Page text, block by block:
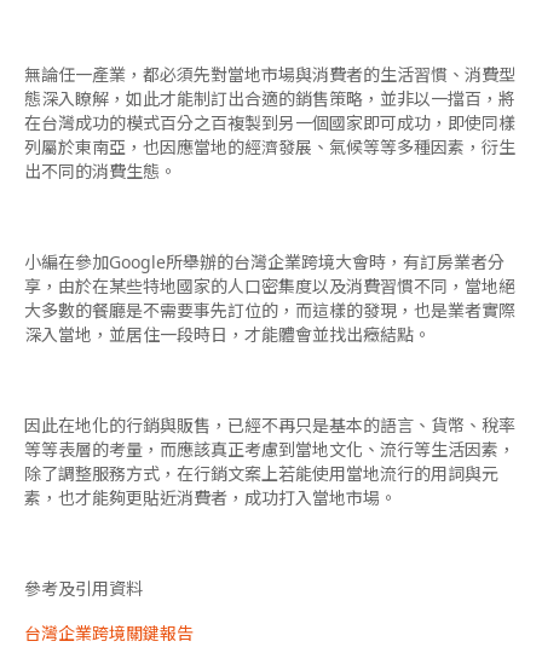
無論任一產業，都必須先對當地市場與消費者的生活習慣、消費型
態深入瞭解，如此才能制訂出合適的銷售策略，並非以一擋百，將
在台灣成功的模式百分之百複製到另一個國家即可成功，即使同樣
列屬於東南亞，也因應當地的經濟發展、氣候等等多種因素，衍生
出不同的消費生態。
小編在參加Google所舉辦的台灣企業跨境大會時，有訂房業者分
享，由於在某些特地國家的人口密集度以及消費習慣不同，當地絕
大多數的餐廳是不需要事先訂位的，而這樣的發現，也是業者實際
深入當地，並居住一段時日，才能體會並找出癥結點。
因此在地化的行銷與販售，已經不再只是基本的語言、貨幣、稅率
等等表層的考量，而應該真正考慮到當地文化、流行等生活因素，
除了調整服務方式，在行銷文案上若能使用當地流行的用詞與元
素，也才能夠更貼近消費者，成功打入當地市場。
參考及引用資料
台灣企業跨境關鍵報告